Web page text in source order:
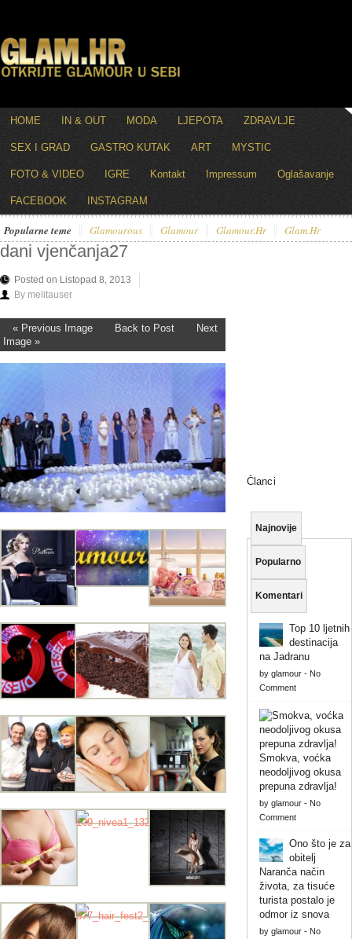
HOME IN & OUT MODA LJEPOTA ZDRAVLJE
SEX I GRAD GASTRO KUTAK ART MYSTIC
FOTO & VIDEO IGRE Kontakt Impressum Oglašavanje
FACEBOOK INSTAGRAM
Popularne teme Glamourous Glamour Glamour.hr Glam.hr
dani vjenčanja27
Posted on Listopad 8, 2013
By melitauser
« Previous Image Back to Post
Next
Image »
Članci
Najnovije
Popularno
Komentari
Top 10 ljetnih
destinacija
na Jadranu
by glamour- No
Comment
Smokva, voćka
neodoljivog okusa
prepuna zdravlja!
by glamour- No
Comment
Ono što je za
obitelj
Naranča način
života, za tisuće
turista postalo je
odmor iz snova
by glamour- No